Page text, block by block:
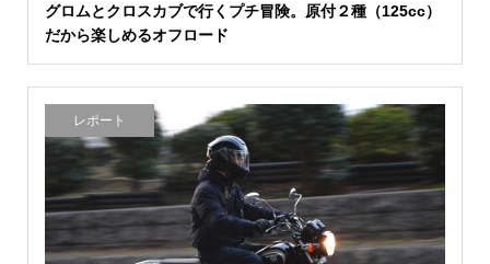
グロムとクロスカブで行くプチ冒険。原付２種（125cc）
だから楽しめるオフロード
レポート